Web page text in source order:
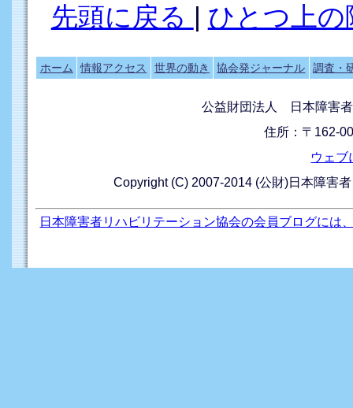
先頭に戻る | ひとつ上の
ホーム 情報アクセス 世界の動き 協会発ジャーナル 調査・
公益財団法人 日本障害
住所：〒162-
ウェブ
Copyright (C) 2007-2014 (公財)日本障害
日本障害者リハビリテーション協会の会員ブログには